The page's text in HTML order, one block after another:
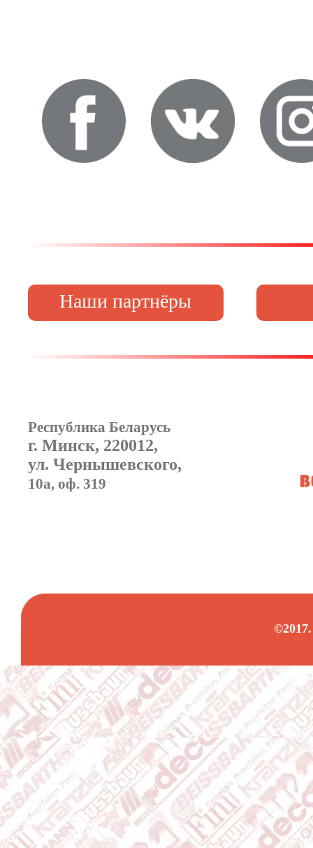
Наши партнёры
Республика Беларусь
г. Минск, 220012,
ул. Чернышевского,
10а, оф. 319